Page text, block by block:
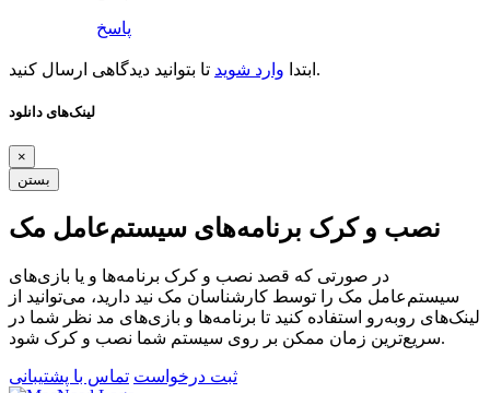
پاسخ
ابتدا وارد شوید تا بتوانید دیدگاهی ارسال کنید.
لینک‌های دانلود
×
بستن
نصب و کرک برنامه‌های سیستم‌عامل مک
در صورتی که قصد نصب و کرک برنامه‌ها و یا بازی‌های
سیستم‌عامل مک را توسط کارشناسان مک نید دارید، می‌توانید از
لینک‌های رو‌به‌رو استفاده کنید تا برنامه‌ها و بازی‌های مد نظر شما در
سریع‌ترین زمان ممکن بر روی سیستم شما نصب و کرک شود.
ثبت درخواست تماس با پشتیبانی